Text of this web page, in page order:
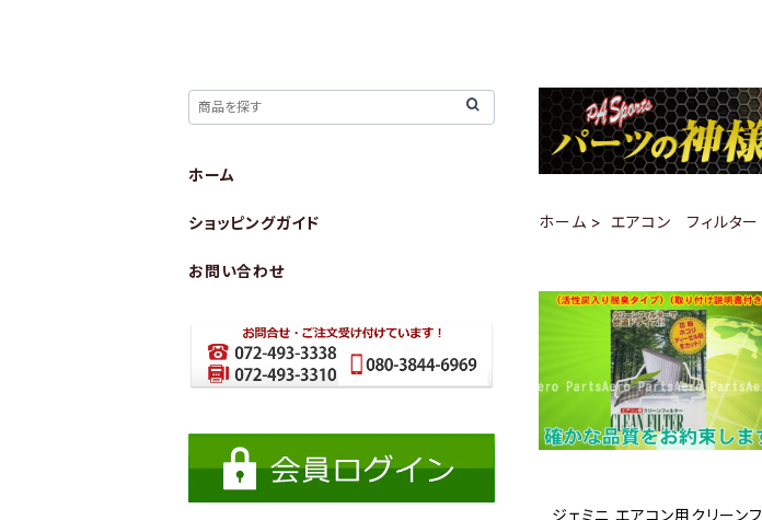
ホーム エアコン フィルター
ジェミニ エアコン用クリーンフ
ホーム
ショッピングガイド
お問い合わせ